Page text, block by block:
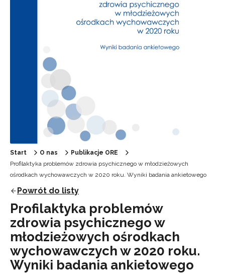
Start O nas
Publikacje ORE
Profilaktyka problemów zdrowia psychicznego w młodzieżowych
ośrodkach wychowawczych w 2020 roku. Wyniki badania ankietowego
Powrót do listy
Profilaktyka problemów
zdrowia psychicznego w
młodzieżowych ośrodkach
wychowawczych w 2020 roku.
Wyniki badania ankietowego